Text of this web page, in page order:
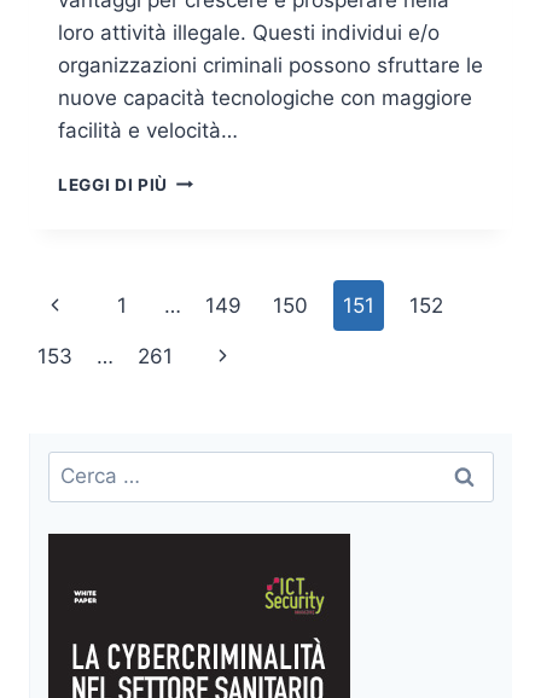
loro attività illegale. Questi individui e/o
organizzazioni criminali possono sfruttare le
nuove capacità tecnologiche con maggiore
facilità e velocità…
LEGGI DI PIÙ ECONOMIA
(CAAS)
Navigazione
pagina
Pagina
Precedente
1 … 149 150 151 152
153 … 261
Pagina
Ricerca
per: